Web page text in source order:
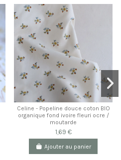
Celine - Popeline douce coton BIO
organique fond ivoire fleuri ocre /
moutarde
1,69 €
Ajouter au panier